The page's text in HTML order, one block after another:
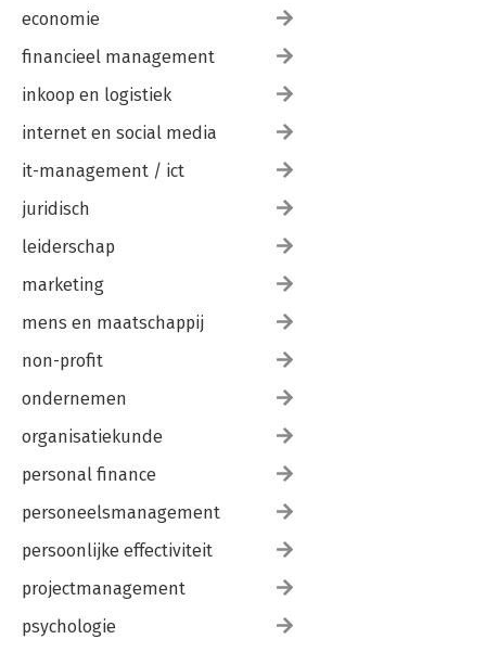
economie
financieel management
inkoop en logistiek
internet en social media
it-management / ict
juridisch
leiderschap
marketing
mens en maatschappij
non-profit
ondernemen
organisatiekunde
personal finance
personeelsmanagement
persoonlijke effectiviteit
projectmanagement
psychologie